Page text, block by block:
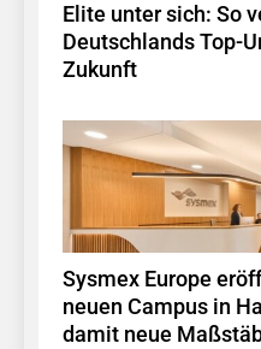
Elite unter sich: So
Deutschlands Top-
Zukunft
Sysmex Europe
neuen Campus in
damit neue